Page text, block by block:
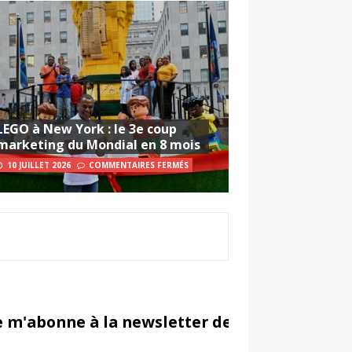
à New York : le 3e coup
du Mondial en 8 mois
10 JUILLET 2026 COMMENTAIRES FERMÉS
m'abonne à la newsletter de